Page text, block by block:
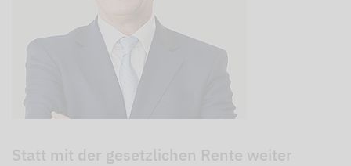
Statt mit der gesetzlichen Rente weiter